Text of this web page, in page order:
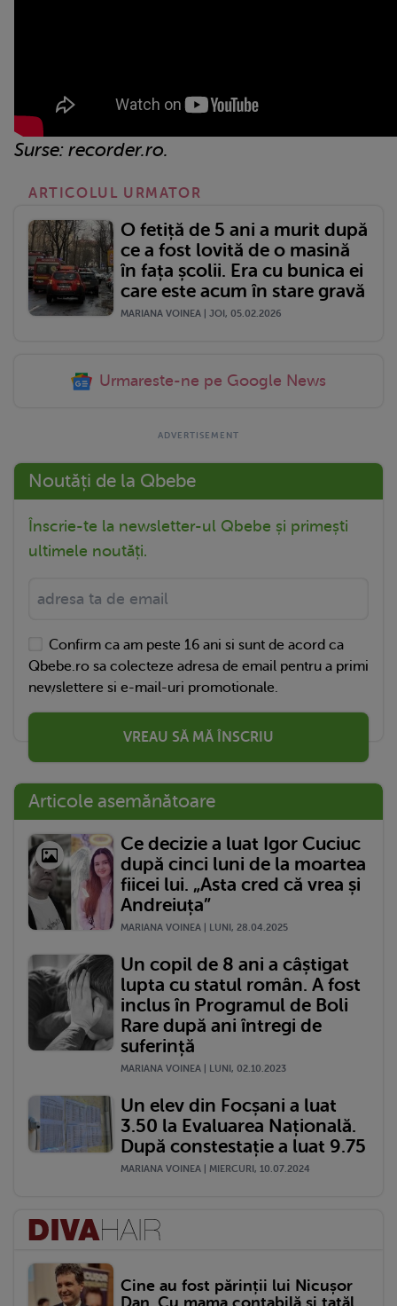
Surse: recorder.ro.
ARTICOLUL URMATOR
O fetiță de 5 ani a murit după
ce a fost lovită de o masină
în fața școlii. Era cu bunica ei
care este acum în stare gravă
MARIANA VOINEA | JOI, 05.02.2026
Urmareste-ne pe Google News
Noutăți de la Qbebe
Înscrie-te la newsletter-ul Qbebe și primești
ultimele noutăți.
Confirm ca am peste 16 ani si sunt de acord ca
Qbebe.ro sa colecteze adresa de email pentru a primi
newslettere si e-mail-uri promotionale.
VREAU SĂ MĂ ÎNSCRIU
Articole asemănătoare
Ce decizie a luat Igor Cuciuc
după cinci luni de la moartea
fiicei lui. „Asta cred că vrea și
Andreiuța”
MARIANA VOINEA | LUNI, 28.04.2025
Un copil de 8 ani a câștigat
lupta cu statul român. A fost
inclus în Programul de Boli
Rare după ani întregi de
suferință
MARIANA VOINEA | LUNI, 02.10.2023
Un elev din Focșani a luat
3.50 la Evaluarea Națională.
După constestație a luat 9.75
MARIANA VOINEA | MIERCURI, 10.07.2024
Cine au fost părinții lui Nicușor